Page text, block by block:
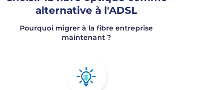
alternative à l'ADSL
Pourquoi migrer à la fibre entreprise
maintenant ?